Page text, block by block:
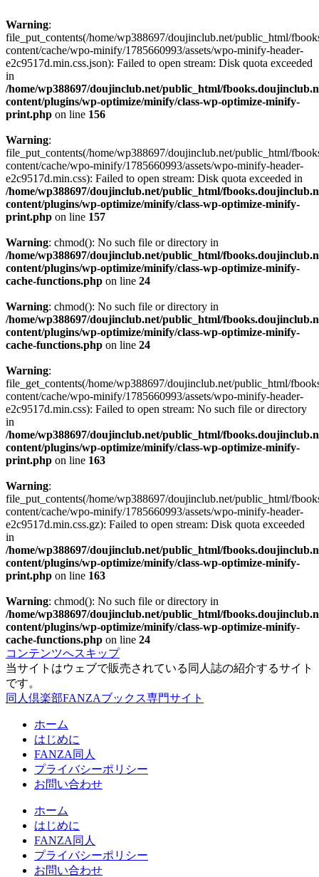
Warning:
file_put_contents(/home/wp388697/doujinclub.net/public_html/
content/cache/wpo-minify/1785660993/assets/wpo-minify-header-
e2c9517d.min.css.json): Failed to open stream: Disk quota exceeded
in
/home/wp388697/doujinclub.net/public_html/
content/plugins/wp-optimize/minify/class-wp-optimize-minify-
print.php on line 156
Warning:
file_put_contents(/home/wp388697/doujinclub.net/public_html/
content/cache/wpo-minify/1785660993/assets/wpo-minify-header-
e2c9517d.min.css): Failed to open stream: Disk quota exceeded in
/home/wp388697/doujinclub.net/public_html/
content/plugins/wp-optimize/minify/class-wp-optimize-minify-
print.php on line 157
Warning: chmod(): No such file or directory in
/home/wp388697/doujinclub.net/public_html/
content/plugins/wp-optimize/minify/class-wp-optimize-minify-
cache-functions.php on line 24
Warning: chmod(): No such file or directory in
/home/wp388697/doujinclub.net/public_html/
content/plugins/wp-optimize/minify/class-wp-optimize-minify-
cache-functions.php on line 24
Warning:
file_get_contents(/home/wp388697/doujinclub.net/public_html/
content/cache/wpo-minify/1785660993/assets/wpo-minify-header-
e2c9517d.min.css): Failed to open stream: No such file or directory
in
/home/wp388697/doujinclub.net/public_html/
content/plugins/wp-optimize/minify/class-wp-optimize-minify-
print.php on line 163
Warning:
file_put_contents(/home/wp388697/doujinclub.net/public_html/
content/cache/wpo-minify/1785660993/assets/wpo-minify-header-
e2c9517d.min.css.gz): Failed to open stream: Disk quota exceeded
in
/home/wp388697/doujinclub.net/public_html/
content/plugins/wp-optimize/minify/class-wp-optimize-minify-
print.php on line 163
Warning: chmod(): No such file or directory in
/home/wp388697/doujinclub.net/public_html/
content/plugins/wp-optimize/minify/class-wp-optimize-minify-
cache-functions.php on line 24
コンテンツへスキップ
当サイトはウェブで販売されている同人誌の紹介するサイト
です。
同人倶楽部FANZAブックス専門サイト
ホーム
はじめに
FANZA同人
プライバシーポリシー
お問い合わせ
ホーム
はじめに
FANZA同人
プライバシーポリシー
お問い合わせ